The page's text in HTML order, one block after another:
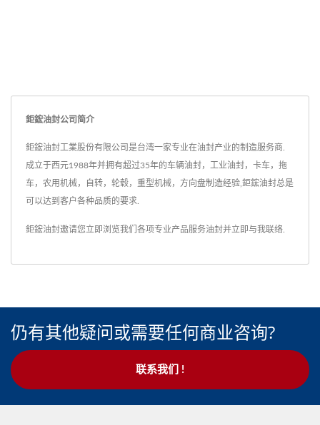
鉅鋐油封公司简介
鉅鋐油封工業股份有限公司是台湾一家专业在油封产业的制造服务商.
成立于西元1988年并拥有超过35年的车辆油封，工业油封，卡车，拖
车，农用机械，自转，轮毂，重型机械，方向盘制造经验,鉅鋐油封总是
可以达到客户各种品质的要求.
鉅鋐油封邀请您立即浏览我们各项专业产品服务油封并立即与我联络
仍有其他疑问或需要任何商业咨询?
联系我们 !